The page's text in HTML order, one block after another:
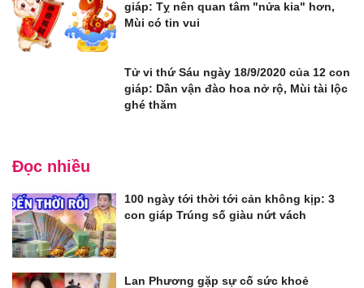
giáp: Tỵ nên quan tâm "nửa kia" hơn,
Mùi có tin vui
Tử vi thứ Sáu ngày 18/9/2020 của 12 con
giáp: Dần vận đào hoa nở rộ, Mùi tài lộc
ghé thăm
Đọc nhiều
100 ngày tới thời tới cản không kịp: 3
con giáp Trúng số giàu nứt vách
Lan Phương gặp sự cố sức khoẻ